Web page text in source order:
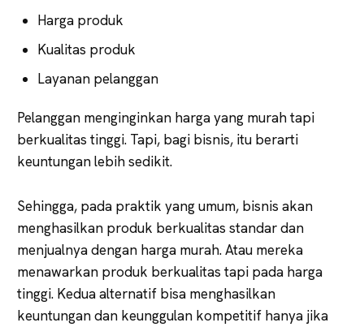
Harga produk
Kualitas produk
Layanan pelanggan
Pelanggan menginginkan harga yang murah tapi
berkualitas tinggi. Tapi, bagi bisnis, itu berarti
keuntungan lebih sedikit.
Sehingga, pada praktik yang umum, bisnis akan
menghasilkan produk berkualitas standar dan
menjualnya dengan harga murah. Atau mereka
menawarkan produk berkualitas tapi pada harga
tinggi. Kedua alternatif bisa menghasilkan
keuntungan dan keunggulan kompetitif hanya jika